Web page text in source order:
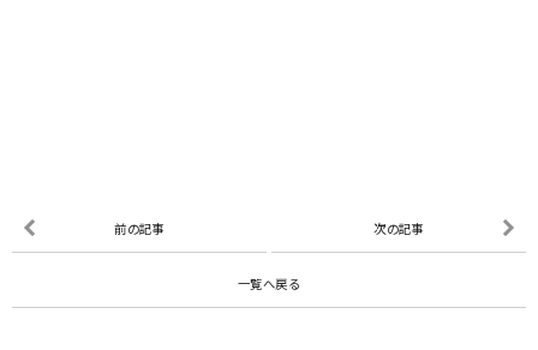
前の記事 次の記事
一覧へ戻る